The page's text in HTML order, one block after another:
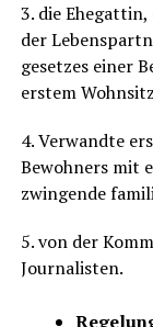
3. die
der
ge­set­zes einer
ers­tem
4. Ver­wand­te
Bewoh­ners mit
zwin­gen­de
5. von der
Journalisten.